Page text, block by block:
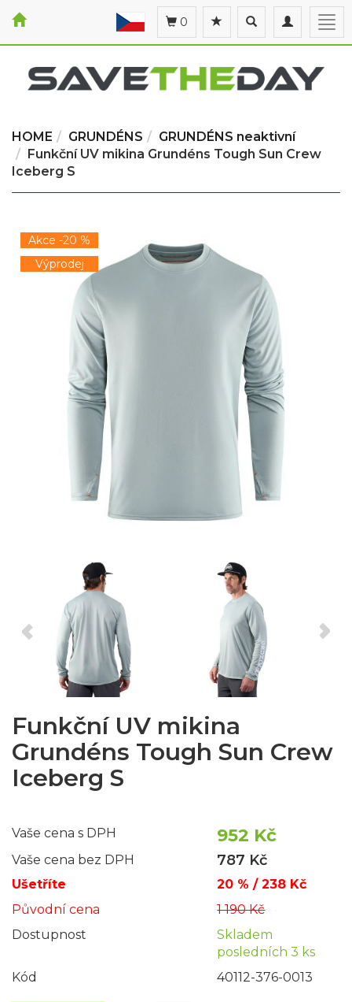
Toggle
navigation
Toggle
search
0
HOME GRUNDÉNS
GRUNDÉNS neaktivní
Funkční UV mikina Grundéns Tough Sun Crew
Iceberg S
Akce -20 %
Výprodej
Funkční UV mikina
Grundéns Tough Sun Crew
Iceberg S
Vaše cena s DPH 952 Kč
Vaše cena bez DPH 787 Kč
Ušetříte
20 % / 238 Kč
Původní cena
1 190 Kč
Dostupnost
Skladem
posledních 3 ks
Kód
40112-376-0013